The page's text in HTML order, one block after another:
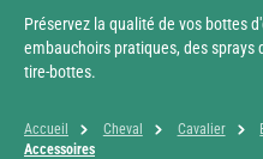
Préservez la qualité de vos bottes
embauchoirs pratiques, des sprays
tire-bottes.
Accueil Cheval Cavalier
Accessoires